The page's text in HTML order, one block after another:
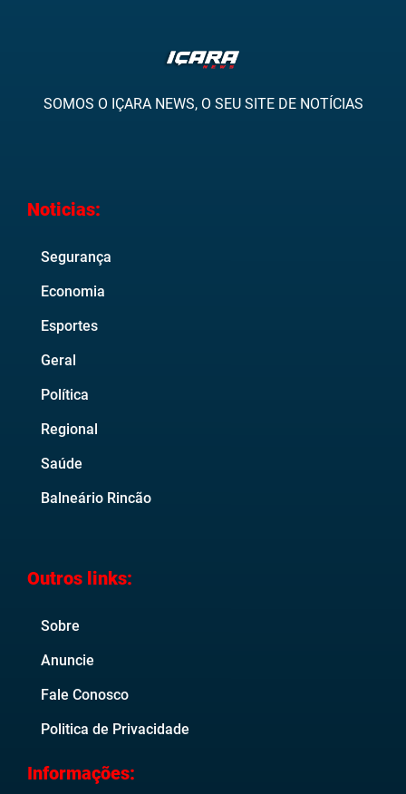
SOMOS O IÇARA NEWS, O SEU SITE DE NOTÍCIAS
Noticias:
Segurança
Economia
Esportes
Geral
Política
Regional
Saúde
Balneário Rincão
Outros links:
Sobre
Anuncie
Fale Conosco
Politica de Privacidade
Informações: